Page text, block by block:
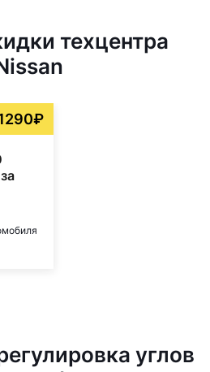
техцентра
углов